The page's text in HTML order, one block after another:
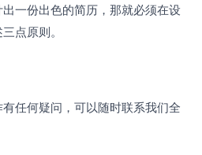
一份出色的简历，那就必须在设
点原则。
任何疑问，可以随时联系我们全